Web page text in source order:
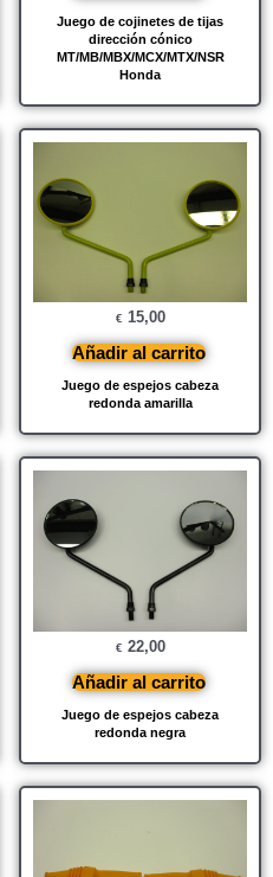
Juego de cojinetes de tijas
dirección cónico
MT/MB/MBX/MCX/MTX/NSR
Honda
Juego de espejos cabeza
redonda amarilla
€ 15,00
Añadir al carrito
Juego de espejos cabeza
redonda negra
€ 22,00
Añadir al carrito